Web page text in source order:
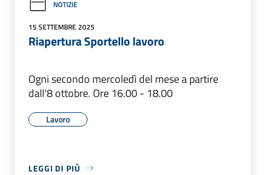
NOTIZIE
15 SETTEMBRE 2025
Riapertura Sportello lavoro
Ogni secondo mercoledì del mese a partire
dall'8 ottobre. Ore 16.00 - 18.00
Lavoro
LEGGI DI PIÙ